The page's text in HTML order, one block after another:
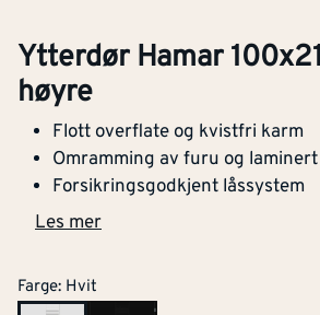
Ytterdør Hamar
høyre
Flott overflate og kvistfri karm
Omramming av furu og
Forsikringsgodkjent låssystem
Les mer
Farge: Hvit